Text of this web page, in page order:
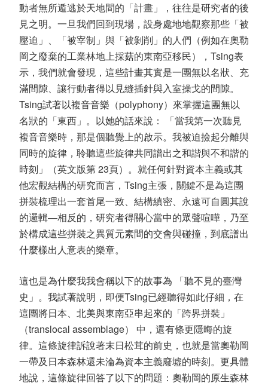
動者無所遁逃於天地間的「計畫」，往往是研究者的後
見之明。一旦我們回到現場，設身處地地觀察那些「被
壓迫」、「被宰制」與「被剝削」的人們（例如在奧勒
岡之廢棄的工業林地上採菇的東南亞移民），Tsing表
示，我們就會發現，這些計畫其實是一團無以名狀、充
滿間隙、讓行動者得以見縫插針與入室操戈的間隙。
Tsing試著以複音音樂（polyphony）來掌握這團無以
名狀的「東西」。以她的話來說： 「當我第一次聽見
複音音樂時，那是個聽覺上的啟示。我被迫撿起分離與
同時的旋律，聆聽這些旋律共同譜出之和諧與不和諧的
時刻」（英文版第 23頁）。就任何針對資本主義或其
他宏觀結構的研究而言，Tsing主張，關鍵不是為這團
拼裝梳理出一套首尾一致、結構縝密、永遠可自圓其說
的邏輯—相反的，研究者得關心當中的眾聲喧嘩，乃至
於構成這些拼裝之異質元素間的交會與碰撞，到底譜出
什麼樣出人意表的樂章。
這也是為什麼我我會稱以下的故事為 「聽不見的臺灣
史」。我試著說明，即便Tsing已經聽得如此仔細，在
這團將日本、北美與東南亞串起來的「跨界拼裝」
（translocal assemblage） 中，還有條更隱晦的旋
律。這條旋律訴說著末日松茸的前史，也就是當奧勒岡
一帶及日本森林還未淪為資本主義廢墟的時刻。更具體
地說，這條旋律回答了以下的問題：奧勒岡的原生森林